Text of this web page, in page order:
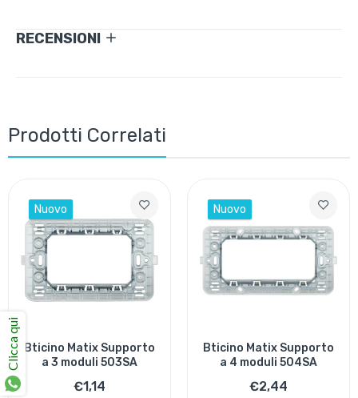
RECENSIONI
Prodotti Correlati
Nuovo
Bticino Matix Supporto
a 3 moduli 503SA
€1,14
Nuovo
Bticino Matix Supporto
a 4 moduli 504SA
€2,44
Clicca qui